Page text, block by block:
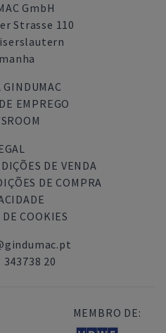
GmbH
Strasse 110
GINDUMAC
EMPREGO
DE VENDA
DE COMPRA
COOKIES
343738 20
MEMBRO DE: